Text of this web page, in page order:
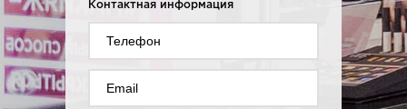
Контактная информация